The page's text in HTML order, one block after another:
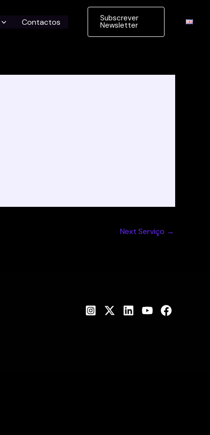
Contactos Subscrever
Newsletter
Next Serviço →